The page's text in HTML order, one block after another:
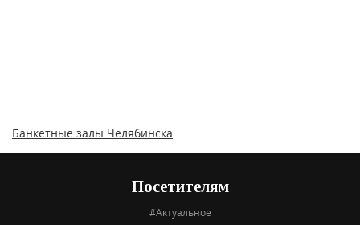
Банкетные залы Челябинска
Посетителям
#Актуальное